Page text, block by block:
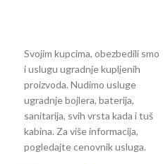
Svojim kupcima, obezbedili smo
i uslugu ugradnje kupljenih
proizvoda. Nudimo usluge
ugradnje bojlera, baterija,
sanitarija, svih vrsta kada i tuš
kabina. Za više informacija,
pogledajte cenovnik usluga.